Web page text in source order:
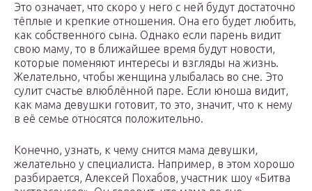
Это означает, что скоро у него с ней будут достаточно
тёплые и крепкие отношения. Она его будет любить,
как собственного сына. Однако если парень видит
свою маму, то в ближайшее время будут новости,
которые поменяют интересы и взгляды на жизнь.
Желательно, чтобы женщина улыбалась во сне. Это
сулит счастье влюблённой паре. Если юноша видит,
как мама девушки готовит, то это, значит, что к нему
в её семье относятся положительно.
Конечно, узнать, к чему снится мама девушки,
желательно у специалиста. Например, в этом хорошо
разбирается, Алексей Похабов, участник шоу «Битва